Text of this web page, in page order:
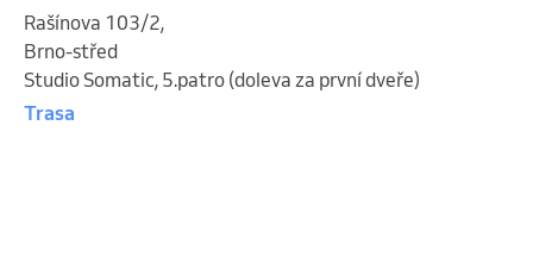
Rašínova 103/2,
Brno-střed
Studio Somatic, 5.patro (doleva za první dveře)
Trasa